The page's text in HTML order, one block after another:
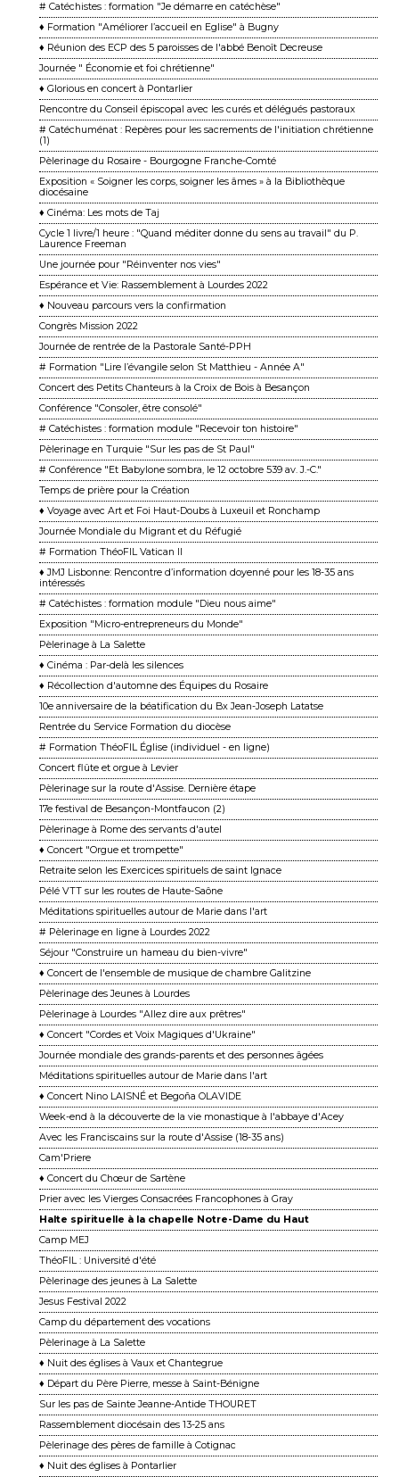
# Catéchistes : formation "Je démarre en catéchèse"
♦ Formation "Améliorer l’accueil en Eglise" à Bugny
♦ Réunion des ECP des 5 paroisses de l'abbé Benoît Decreuse
Journée " Économie et foi chrétienne"
♦ Glorious en concert à Pontarlier
Rencontre du Conseil épiscopal avec les curés et délégués pastoraux
# Catéchuménat : Repères pour les sacrements de l'initiation chrétienne
(1)
Pèlerinage du Rosaire - Bourgogne Franche-Comté
Exposition « Soigner les corps, soigner les âmes » à la Bibliothèque
diocésaine
♦ Cinéma: Les mots de Taj
Cycle 1 livre/1 heure : "Quand méditer donne du sens au travail" du P.
Laurence Freeman
Une journée pour "Réinventer nos vies"
Espérance et Vie: Rassemblement à Lourdes 2022
♦ Nouveau parcours vers la confirmation
Congrès Mission 2022
Journée de rentrée de la Pastorale Santé-PPH
# Formation "Lire l’évangile selon St Matthieu - Année A"
Concert des Petits Chanteurs à la Croix de Bois à Besançon
Conférence "Consoler, être consolé"
# Catéchistes : formation module "Recevoir ton histoire"
Pèlerinage en Turquie "Sur les pas de St Paul"
# Conférence "Et Babylone sombra, le 12 octobre 539 av. J.-C."
Temps de prière pour la Création
♦ Voyage avec Art et Foi Haut-Doubs à Luxeuil et Ronchamp
Journée Mondiale du Migrant et du Réfugié
# Formation ThéoFIL Vatican II
♦ JMJ Lisbonne: Rencontre d’information doyenné pour les 18-35 ans
intéressés
# Catéchistes : formation module "Dieu nous aime"
Exposition "Micro-entrepreneurs du Monde"
Pèlerinage à La Salette
♦ Cinéma : Par-delà les silences
♦ Récollection d'automne des Équipes du Rosaire
10e anniversaire de la béatification du Bx Jean-Joseph Latatse
Rentrée du Service Formation du diocèse
# Formation ThéoFIL Église (individuel - en ligne)
Concert flûte et orgue à Levier
Pèlerinage sur la route d'Assise. Dernière étape
17e festival de Besançon-Montfaucon (2)
Pèlerinage à Rome des servants d'autel
♦ Concert "Orgue et trompette"
Retraite selon les Exercices spirituels de saint Ignace
Pélé VTT sur les routes de Haute-Saône
Méditations spirituelles autour de Marie dans l'art
# Pèlerinage en ligne à Lourdes 2022
Séjour "Construire un hameau du bien-vivre"
♦ Concert de l'ensemble de musique de chambre Galitzine
Pèlerinage des Jeunes à Lourdes
Pèlerinage à Lourdes "Allez dire aux prêtres"
♦ Concert "Cordes et Voix Magiques d'Ukraine"
Journée mondiale des grands-parents et des personnes âgées
Méditations spirituelles autour de Marie dans l'art
♦ Concert Nino LAISNÉ et Begoña OLAVIDE
Week-end à la découverte de la vie monastique à l'abbaye d'Acey
Avec les Franciscains sur la route d'Assise (18-35 ans)
Cam'Priere
♦ Concert du Chœur de Sartène
Prier avec les Vierges Consacrées Francophones à Gray
Halte spirituelle à la chapelle Notre-Dame du Haut
Camp MEJ
ThéoFIL : Université d'été
Pèlerinage des jeunes à La Salette
Jesus Festival 2022
Camp du département des vocations
Pèlerinage à La Salette
♦ Nuit des églises à Vaux et Chantegrue
♦ Départ du Père Pierre, messe à Saint-Bénigne
Sur les pas de Sainte Jeanne-Antide THOURET
Rassemblement diocésain des 13-25 ans
Pèlerinage des pères de famille à Cotignac
♦ Nuit des églises à Pontarlier